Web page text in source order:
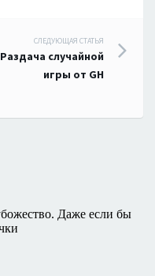
СЛЕДУЮЩАЯ СТАТЬЯ
Раздача случайной
игры от GH